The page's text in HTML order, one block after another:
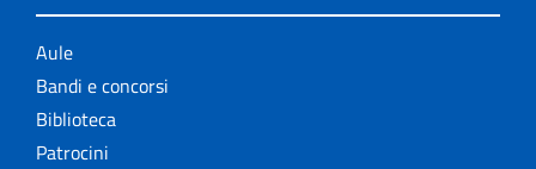
Aule
Bandi e concorsi
Biblioteca
Patrocini